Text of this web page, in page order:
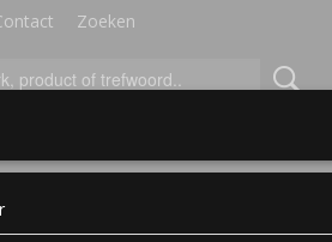
Zoeken
> Gepersonaliseerde kinderprint